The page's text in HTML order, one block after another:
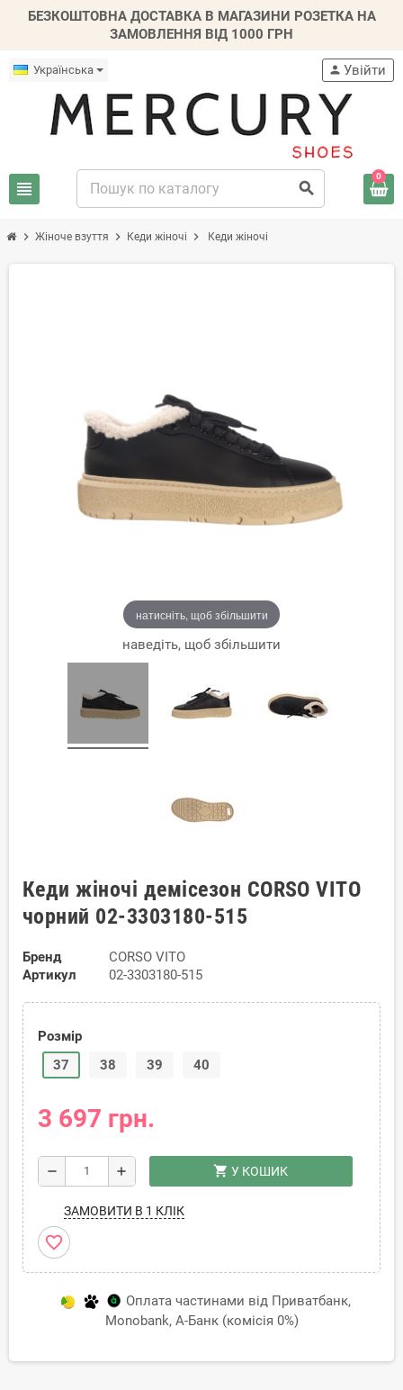
БЕЗКОШТОВНА ДОСТАВКА В МАГАЗИНИ РОЗЕТКА НА
ЗАМОВЛЕННЯ ВІД 1000 ГРН
Українська
view_headline search
person Увійти
0
chevron_right Жіноче взуття chevron_right Кеди жіночі chevron_right Кеди жіночі
натисніть, щоб збільшити
наведіть, щоб збільшити
Кеди жіночі демісезон CORSO VITO
чорний 02-3303180-515
Бренд
CORSO VITO
Артикул
02-3303180-515
Розмір
37
38 39 40
3 697 грн.
remove add shopping_cart У КОШИК
ЗАМОВИТИ В 1 КЛІК
favorite_border
Оплата частинами від Приватбанк,
Monobank, А-Банк (комісія 0%)